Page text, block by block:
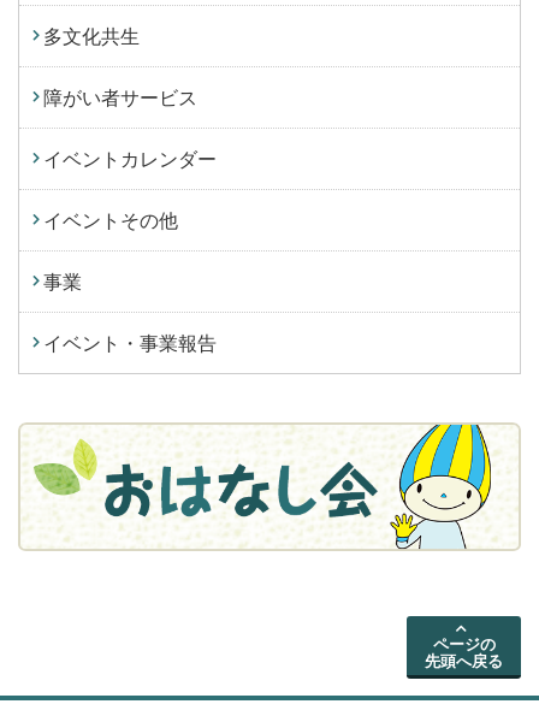
多文化共生
障がい者サービス
イベントカレンダー
イベントその他
事業
イベント・事業報告
ページの
先頭へ戻る